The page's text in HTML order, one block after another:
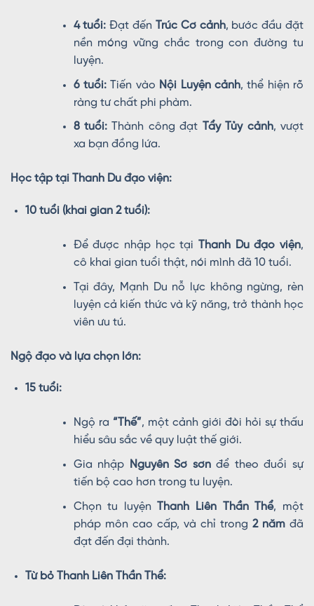
4 tuổi: Đạt đến Trúc Cơ cảnh, bước đầu đặt
nền móng vững chắc trong con đường tu
luyện.
6 tuổi:Tiến vào Nội Luyện cảnh, thể hiện rõ
ràng tư chất phi phàm.
8 tuổi: Thành công đạt Tẩy Tủy cảnh, vượt
xa bạn đồng lứa.
Học tập tại Thanh Du đạo viện:
10 tuổi (khai gian 2 tuổi):
Để được nhập học tại Thanh Du đạo viện,
cô khai gian tuổi thật, nói mình đã 10 tuổi.
Tại đây, Mạnh Du nỗ lực không ngừng, rèn
luyện cả kiến thức và kỹ năng, trở thành học
viên ưu tú.
Ngộ đạo và lựa chọn lớn:
15 tuổi:
Ngộ ra “Thế”, một cảnh giới đòi hỏi sự thấu
hiểu sâu sắc về quy luật thế giới.
Gia nhập Nguyên Sơ sơnđể theo đuổi sự
tiến bộ cao hơn trong tu luyện.
Chọn tu luyệnThanh Liên Thần Thể, một
pháp môn cao cấp, và chỉ trong 2 nămđã
đạt đến đại thành.
Từ bỏ Thanh Liên Thần Thể: